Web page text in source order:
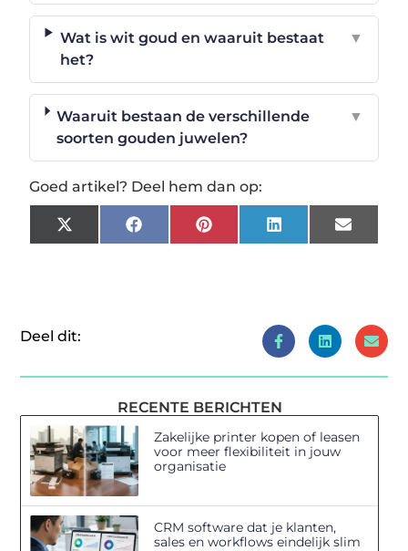
Wat is wit goud en waaruit bestaat
het?
▼
Waaruit bestaan de verschillende
soorten gouden juwelen?
▼
Goed artikel? Deel hem dan op:
X
(Twitter)
FacebookPinterestLinkedInEmail
Deel dit:
RECENTE BERICHTEN
Zakelijke printer kopen of leasen
voor meer flexibiliteit in jouw
organisatie
CRM software dat je klanten,
sales en workflows eindelijk slim